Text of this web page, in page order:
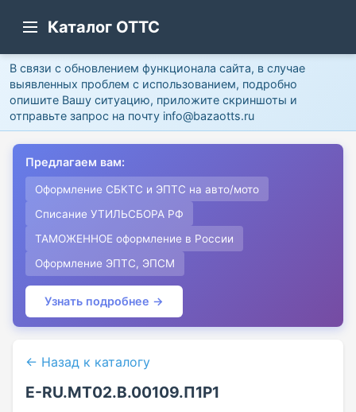
Каталог ОТТС
В связи с обновлением функционала сайта, в случае
выявленных проблем с использованием, подробно
опишите Вашу ситуацию, приложите скриншоты и
отправьте запрос на почту info@bazaotts.ru
Предлагаем вам:
Оформление СБКТС и ЭПТС на авто/мото
Списание УТИЛЬСБОРА РФ
ТАМОЖЕННОЕ оформление в России
Оформление ЭПТС, ЭПСМ
Узнать подробнее →
← Назад к каталогу
E-RU.MT02.B.00109.П1P1